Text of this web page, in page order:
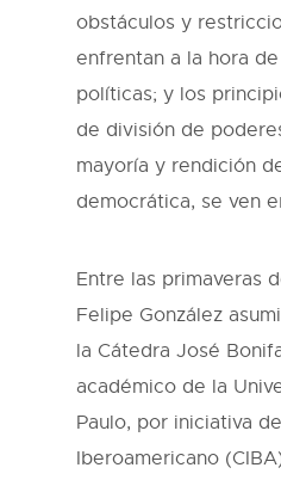
obstáculos y
enfrentan a la hora
políticas; y los
de división de
mayoría y rendición
democrática, se ven
Entre las primaveras
Felipe González
la Cátedra José
académico de la
Paulo, por iniciativa
Iberoamericano